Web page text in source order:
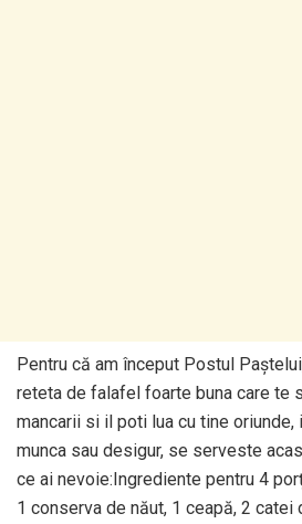
Pentru că am început Postul
reteta de falafel foarte buna care te
mancarii si il poti lua cu tine oriunde,
munca sau desigur, se serveste
ce ai nevoie:Ingrediente pentru 4
1 conserva de năut, 1 ceapă, 2 catei